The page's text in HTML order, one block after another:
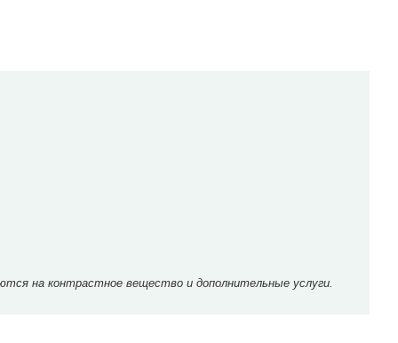
на контрастное вещество и дополнительные услуги.